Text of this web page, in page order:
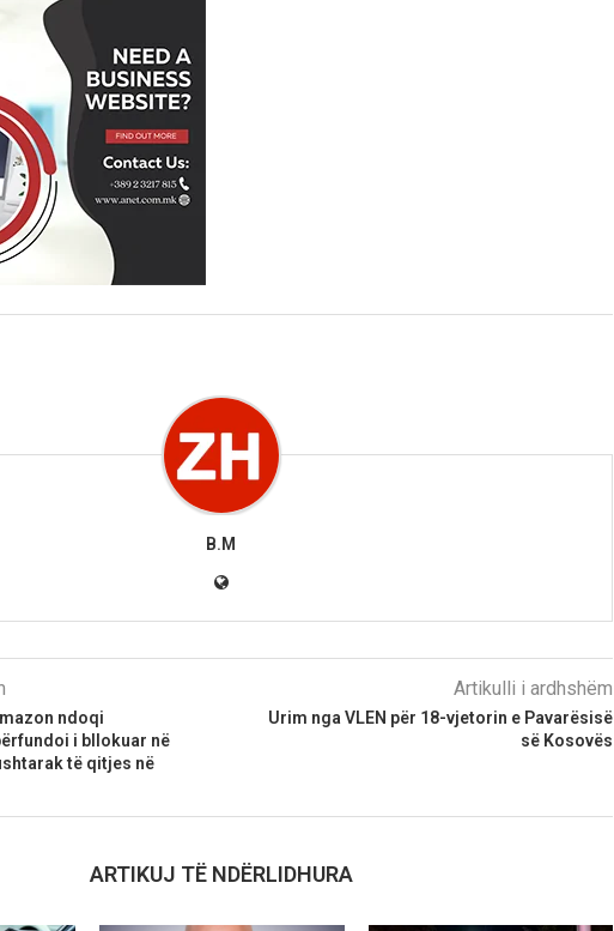
B.M
ndoqi
i bllokuar në
të qitjes në
Artikulli i ardhshëm
Urim nga VLEN për 18-vjetorin e Pavarësisë
së Kosovës
ARTIKUJ TË NDËRLIDHURA